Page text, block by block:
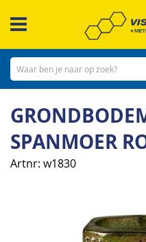
naar
inhoud
SPANMOER
Artnr w1830